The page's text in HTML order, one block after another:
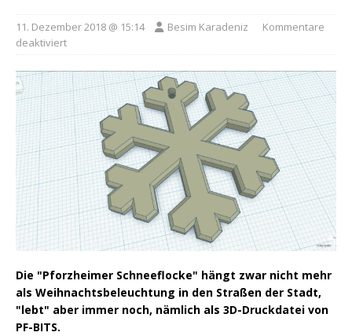
11. Dezember 2018 @ 15:14 Besim Karadeniz
Kommentare
deaktiviert
Die "Pforzheimer Schneeflocke" hängt zwar nicht mehr
als Weihnachtsbeleuchtung in den Straßen der Stadt,
"lebt" aber immer noch, nämlich als 3D-Druckdatei von
PF-BITS.